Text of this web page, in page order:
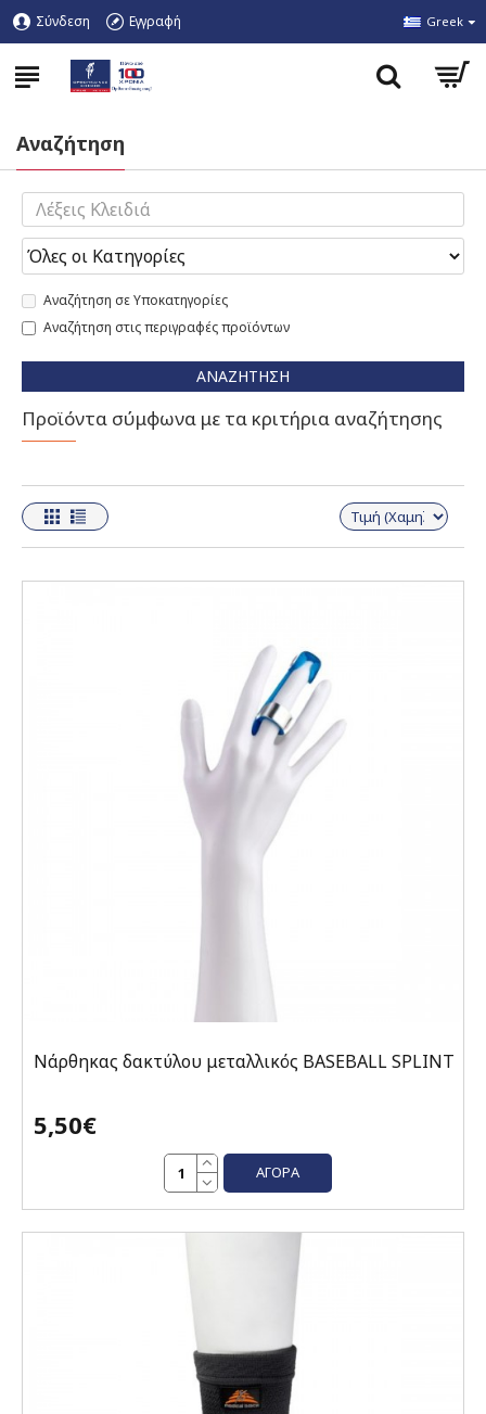
Σύνδεση Εγγραφή Greek
Αναζήτηση
Αναζήτηση σε Υποκατηγορίες
Αναζήτηση στις περιγραφές προϊόντων
ΑΝΑΖΉΤΗΣΗ
Προϊόντα σύμφωνα με τα κριτήρια αναζήτησης
Νάρθηκας δακτύλου μεταλλικός BASEBALL SPLINT
5,50€
ΑΓΟΡΆ